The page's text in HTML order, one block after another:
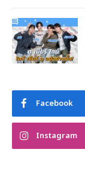
Facebook
Instagram